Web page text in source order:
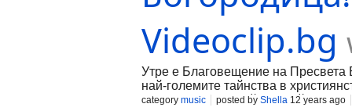
Videoclip.bg
Утре е Благовещение на Пресвета
най-големите тайнства в
Благовеста, Благой, Благойна и
category music posted by Shella 12 years ago